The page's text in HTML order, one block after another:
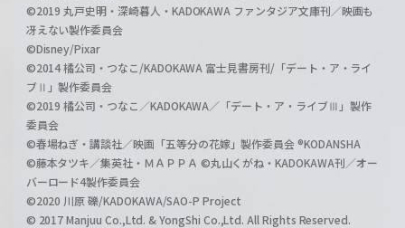
©2019 丸戸史明・深崎暮人・KADOKAWA ファンタジア文庫刊／映画も
冴えない製作委員会
©Disney/Pixar
©2014 橘公司・つなこ/KADOKAWA 富士見書房刊/「デート・ア・ライ
ブⅡ」製作委員会
©2019 橘公司・つなこ／KADOKAWA／「デート・ア・ライブⅢ」製作
委員会
©春場ねぎ・講談社／映画「五等分の花嫁」製作委員会 ®KODANSHA
©藤本タツキ／集英社・ＭＡＰＰＡ ©丸山くがね・KADOKAWA刊／オー
バーロード4製作委員会
©2020 川原 礫/KADOKAWA/SAO-P Project
© 2017 Manjuu Co.,Ltd. & YongShi Co.,Ltd. All Rights Reserved.